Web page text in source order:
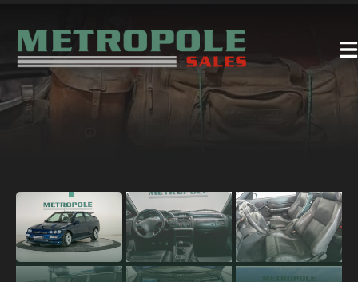
‹ ›